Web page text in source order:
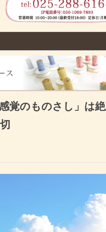
覚のものさし」は